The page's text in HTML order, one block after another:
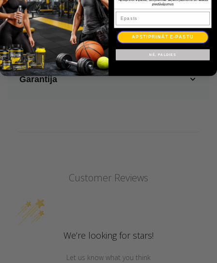
Noteikumu valoda:LV, RU, LT, EE, vai EN
Piegāde
Apmaksa
Garantija
Customer Reviews
We’re looking for stars!
Let us know what you think
piedāvājumus
Epasts
APSTIPRINĀT E-PASTU
NĒ, PALDIES